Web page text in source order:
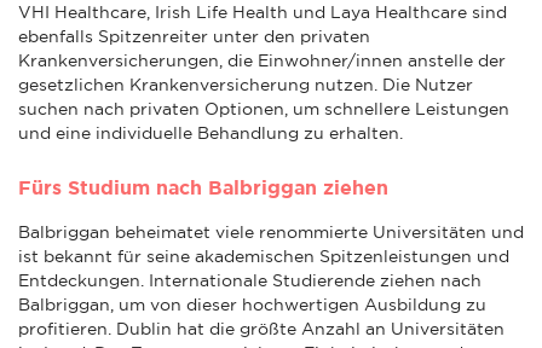
VHI Healthcare, Irish Life Health und Laya Healthcare sind
ebenfalls Spitzenreiter unter den privaten
Krankenversicherungen, die Einwohner/innen anstelle der
gesetzlichen Krankenversicherung nutzen. Die Nutzer
suchen nach privaten Optionen, um schnellere Leistungen
und eine individuelle Behandlung zu erhalten.
Fürs Studium nach Balbriggan ziehen
Balbriggan beheimatet viele renommierte Universitäten und
ist bekannt für seine akademischen Spitzenleistungen und
Entdeckungen. Internationale Studierende ziehen nach
Balbriggan, um von dieser hochwertigen Ausbildung zu
profitieren. Dublin hat die größte Anzahl an Universitäten